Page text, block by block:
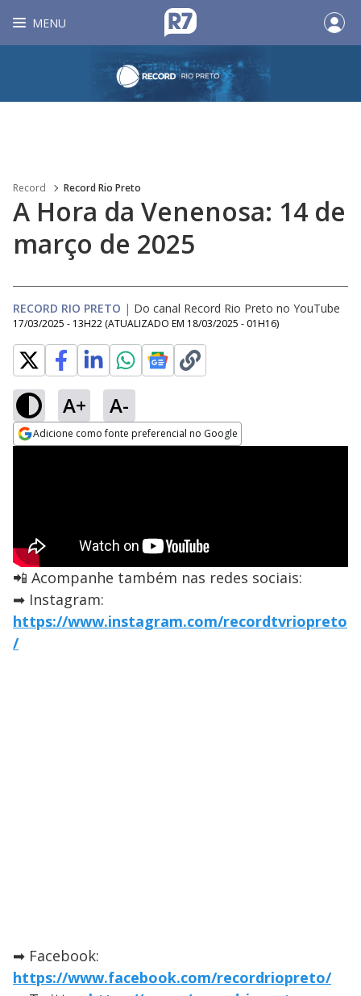
MENU
Record Record Rio Preto
A Hora da Venenosa: 14 de
março de 2025
RECORD RIO PRETO | Do canal Record Rio Preto no YouTube
17/03/2025 - 13H22 (ATUALIZADO EM 18/03/2025 - 01H16)
A+ A-
Adicione como fonte preferencial no Google
📲 Acompanhe também nas redes sociais:
➡ Instagram:
https://www.instagram.com/recordtvriopreto
/
➡ Facebook:
https://www.facebook.com/recordriopreto/